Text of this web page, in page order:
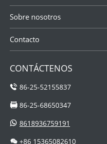
Sobre nosotros
Contacto
CONTÁCTENOS
86-25-52155837
86-25-68650347
8618936759191
+86 15365082610